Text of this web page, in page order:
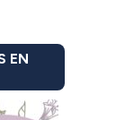
EN